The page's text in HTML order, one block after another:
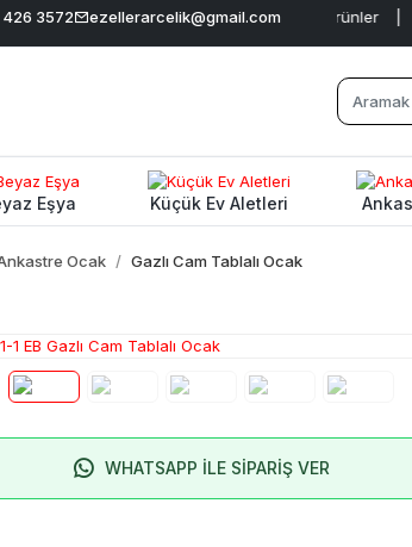
426 3572 ezellerarcelik@gmail.com
| %100 Orijinal ve Garantili Ürünler |
Eşya Küçük Ev Aletleri
Ocak Gazlı Cam Tablalı Ocak
WHATSAPP İLE SİPARİŞ VER